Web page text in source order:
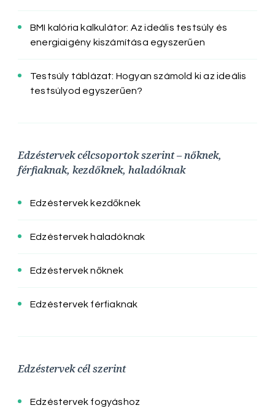
BMI kalória kalkulátor: Az ideális testsúly és
energiaigény kiszámítása egyszerűen
Testsúly táblázat: Hogyan számold ki az ideális
testsúlyod egyszerűen?
Edzéstervek célcsoportok szerint – nőknek,
férfiaknak, kezdőknek, haladóknak
Edzéstervek kezdőknek
Edzéstervek haladóknak
Edzéstervek nőknek
Edzéstervek férfiaknak
Edzéstervek cél szerint
Edzéstervek fogyáshoz